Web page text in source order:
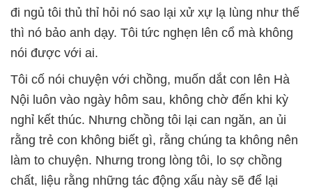
đi ngủ tôi thủ thỉ hỏi nó sao lại xử xự lạ lùng như thế
thì nó bảo anh dạy. Tôi tức nghẹn lên cổ mà không
nói được với ai.
Tôi cố nói chuyện với chồng, muốn dắt con lên Hà
Nội luôn vào ngày hôm sau, không chờ đến khi kỳ
nghỉ kết thúc. Nhưng chồng tôi lại can ngăn, an ủi
rằng trẻ con không biết gì, rằng chúng ta không nên
làm to chuyện. Nhưng trong lòng tôi, lo sợ chồng
chất, liệu rằng những tác động xấu này sẽ để lại